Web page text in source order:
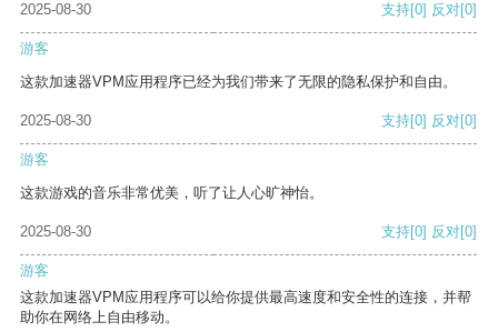
2025-08-30 支持[0] 反对[0]
游客
这款加速器VPM应用程序已经为我们带来了无限的隐私保护和自由。
2025-08-30 支持[0] 反对[0]
游客
这款游戏的音乐非常优美，听了让人心旷神怡。
2025-08-30 支持[0] 反对[0]
游客
这款加速器VPM应用程序可以给你提供最高速度和安全性的连接，并帮
助你在网络上自由移动。